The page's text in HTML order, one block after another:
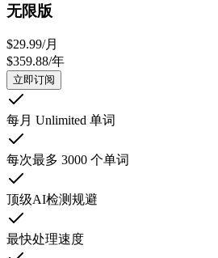
无限版
$29.99/月
$359.88/年
立即订阅
每月 Unlimited 单词
每次最多 3000 个单词
顶级AI检测规避
最快处理速度